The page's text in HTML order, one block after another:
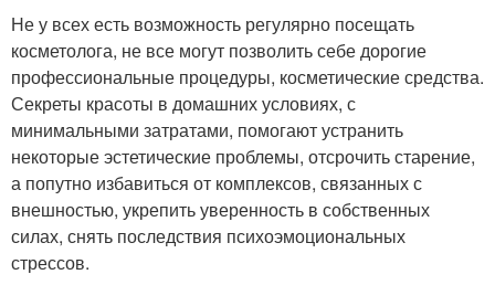
Не у всех есть возможность регулярно посещать
косметолога, не все могут позволить себе дорогие
профессиональные процедуры, косметические средства.
Секреты красоты в домашних условиях, с
минимальными затратами, помогают устранить
некоторые эстетические проблемы, отсрочить старение,
а попутно избавиться от комплексов, связанных с
внешностью, укрепить уверенность в собственных
силах, снять последствия психоэмоциональных
стрессов.